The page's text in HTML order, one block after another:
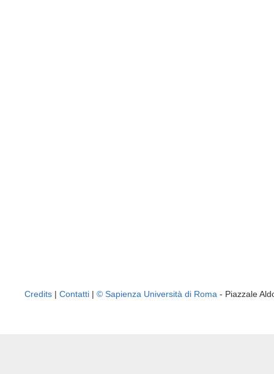
Credits | Contatti | © Sapienza Università di Roma - Piazzale